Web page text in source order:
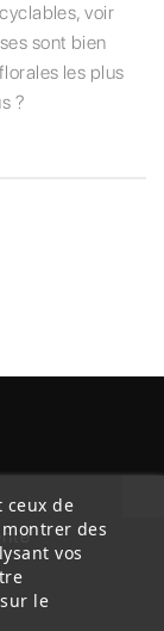
voir
sont bien
les plus
?
ceux de
des
vos
le